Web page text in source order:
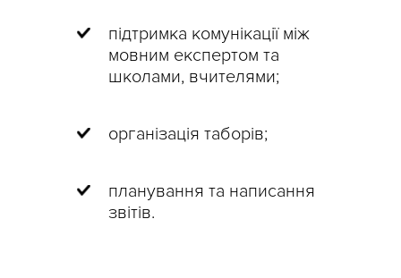
підтримка комунікації між
мовним експертом та
школами, вчителями;
організація таборів;
планування та написання
звітів.